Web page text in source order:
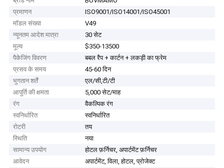
प्रमाणन
ISO9001/ISO14001/ISO45001
मॉडल संख्या
V49
न्यूनतम आदेश मात्रा
30 सेट
मूल्य
$350-13500
पैकेजिंग विवरण
बबल रैप + कार्टन + लकड़ी का फ्रेम
प्रसव के समय
45-60 दिन
भुगतान शर्तें
एल/सी,टी/टी
आपूर्ति की क्षमता
5,000 सेट/माह
रंग
वैकल्पिक रंग
स्वनिर्धारित
स्वनिर्धारित
रोटरी
तय
स्थिति
नया
सामान्य उपयोग
होटल फ़र्निचर, अपार्टमेंट फ़र्निचर
आवेदन
अपार्टमेंट, विला, होटल, प्रोजेक्ट